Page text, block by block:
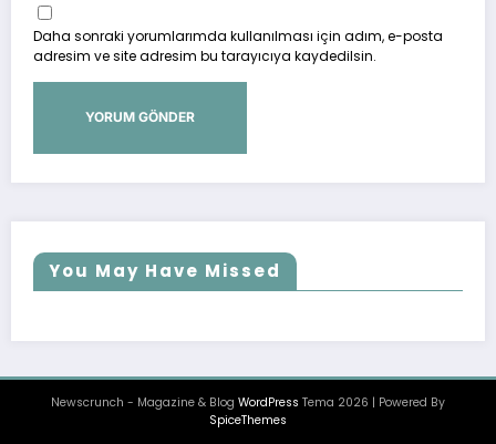
Daha sonraki yorumlarımda kullanılması için adım, e-posta
adresim ve site adresim bu tarayıcıya kaydedilsin.
You May Have Missed
Newscrunch - Magazine & Blog WordPress Tema 2026 | Powered By
SpiceThemes